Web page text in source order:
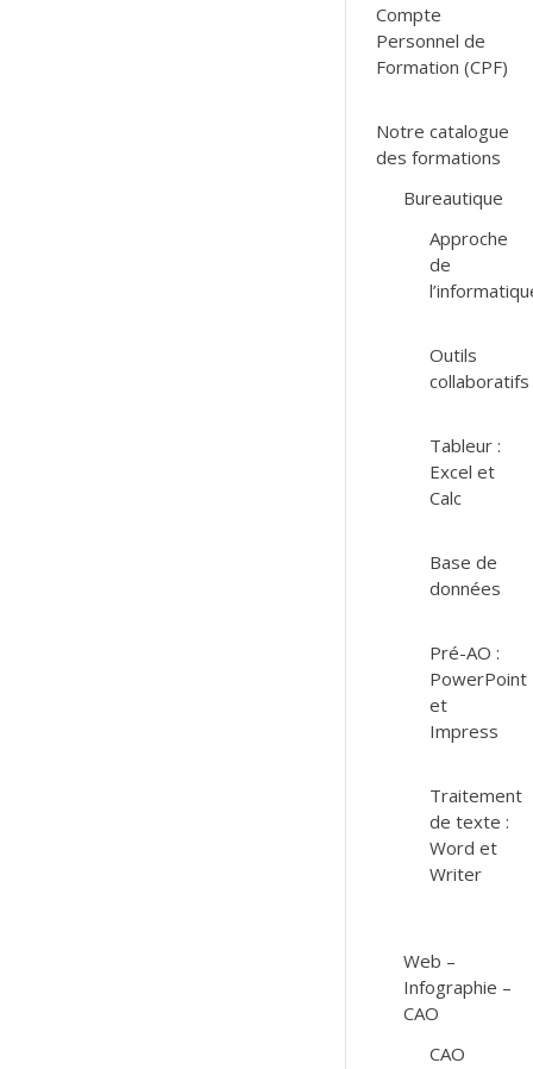
Compte
Personnel de
Formation (CPF)
Notre catalogue
des formations
Bureautique
Approche
de
Outils
collaboratifs
Tableur :
Excel et
Calc
Base de
données
Pré-AO :
PowerPoint
et
Impress
Traitement
de texte :
Word et
Writer
Web –
Infographie –
CAO
CAO